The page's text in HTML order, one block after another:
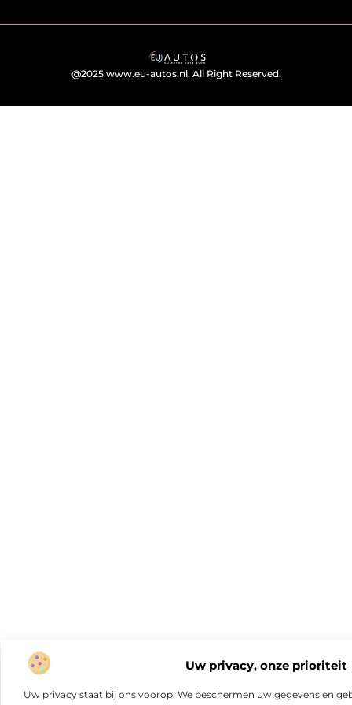
Uw privacy, onze prioriteit
Uw privacy staat bij ons voorop. We beschermen uw gegevens en
@2025 www.eu-autos.nl. All Right Reserved.